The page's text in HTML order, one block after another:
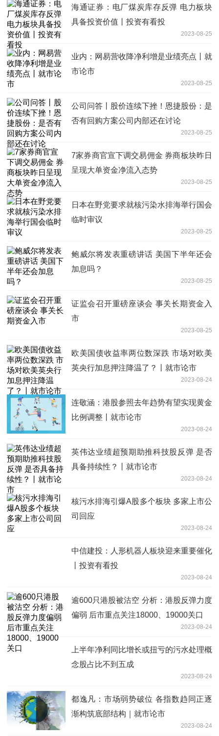
海通证券：电厂煤炭库存反弹 电力板块
具备投资价值丨投资有看投
2023-08-25
业内：网易营收降净利增是业绩亮点丨就
市论市
2023-08-25
公司问答丨股价连续下挫！恩捷股份：是
否有回购方案公司内部还在讨论
2023-08-25
7家券商官宣下调交易佣金 券商板块昨日
呈现大单资金净流入态势
2023-08-25
日本在野党要求就核污染水排海举行国会
临时审议
2023-08-25
鲍威尔将发表重磅讲话 美国下半年还会
加息吗？
2023-08-25
证监会召开重磅座谈会 事关长期资金入
市
2023-08-25
欧美国债收益率两位数深跌 市场对欧美
英央行加息押注降温了？丨就市论市
2023-08-24
连敬涵：港股参照去年趋势有望实现黄金
比例调整丨就市论市
2023-08-24
英伟达业绩超预期助推科技股反弹 是否
具备持续性？丨就市论市
2023-08-24
核污水排海引爆A股多个板块 多家上市公
司回应
2023-08-24
中信建投：人形机器人板块迎来重要催化
丨投资有看投
2023-08-24
逾600只港股被沽空 分析：港股反弹力度
偏弱 后市重点关注18000、19000关口
2023-08-24
上半年净利同比增长或扭亏的污水处理概
念股占比不到五成
2023-08-24
都逸凡：市场弱势破位 各指数趋同正逐
渐构筑底部结构｜就市论市
2023-08-24